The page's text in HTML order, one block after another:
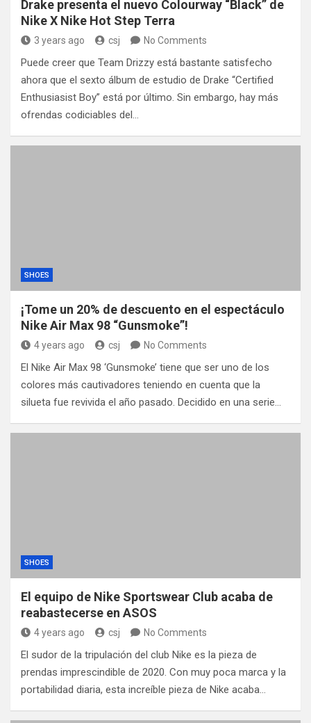
Drake presenta el nuevo Colourway “Black” de
Nike X Nike Hot Step Terra
3 years ago csj No Comments
Puede creer que Team Drizzy está bastante satisfecho
ahora que el sexto álbum de estudio de Drake “Certified
Enthusiasist Boy” está por último. Sin embargo, hay más
ofrendas codiciables del…
SHOES
¡Tome un 20% de descuento en el espectáculo
Nike Air Max 98 “Gunsmoke”!
4 years ago csj No Comments
El Nike Air Max 98 ‘Gunsmoke’ tiene que ser uno de los
colores más cautivadores teniendo en cuenta que la
silueta fue revivida el año pasado. Decidido en una serie…
SHOES
El equipo de Nike Sportswear Club acaba de
reabastecerse en ASOS
4 years ago csj No Comments
El sudor de la tripulación del club Nike es la pieza de
prendas imprescindible de 2020. Con muy poca marca y la
portabilidad diaria, esta increíble pieza de Nike acaba…